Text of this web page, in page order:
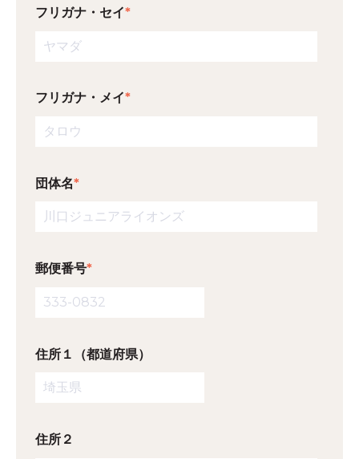
フリガナ・セイ*
フリガナ・メイ*
団体名*
郵便番号*
住所１（都道府県）
住所２